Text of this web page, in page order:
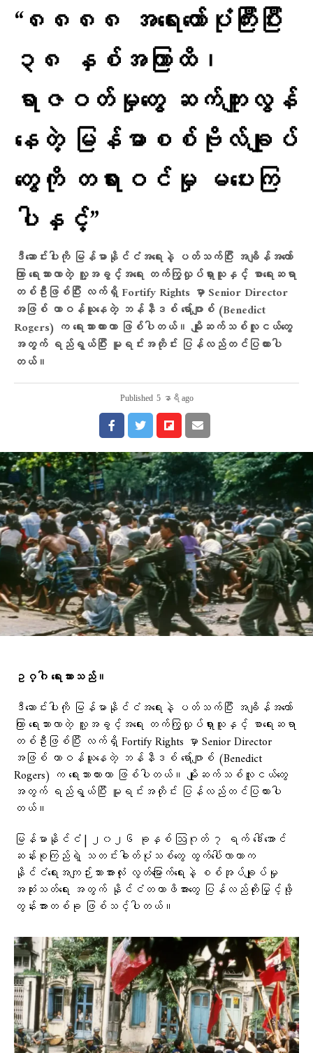
“၈၈၈၈ အရေးတော်ပုံကြီးပြီး
၃၈ နှစ်အကြာထိ၊
ရာဇဝတ်မှုတွေ ဆက်ကျူးလွန်
နေတဲ့ မြန်မာစစ်ဗိုလ်ချုပ်
တွေကို တရားဝင်မှု မပေးကြ
ပါနှင့်”
ဒီဆောင်းပါးကို မြန်မာနိုင်ငံအရေးနဲ့ ပတ်သက်ပြီး အချိန်အတော်
ကြာ ရေးသားလာတဲ့ လူ့အခွင့်အရေး တက်ကြွလှုပ်ရှားသူနှင့် စာရေးဆရာ
တစ်ဦးဖြစ်ပြီး လက်ရှိ Fortify Rights မှာ Senior Director
အဖြစ် တာဝန်ယူနေတဲ့ ဘန်နီဒစ် ရော်ဂျာစ် (Benedict
Rogers) က ရေးသားထားတာ ဖြစ်ပါတယ်။ မျိုးဆက်သစ်လူငယ်တွေ
အတွက် ရည်ရွယ်ပြီး မူရင်းအတိုင်း ပြန်လည်တင်ပြထားပါ
တယ်။
Published 5 နာရီ ago
ဥဂ္ဂါ ရေးသားသည်။
ဒီဆောင်းပါးကို မြန်မာနိုင်ငံအရေးနဲ့ ပတ်သက်ပြီး အချိန်အတော်
ကြာ ရေးသားလာတဲ့ လူ့အခွင့်အရေး တက်ကြွလှုပ်ရှားသူနှင့် စာရေးဆရာ
တစ်ဦးဖြစ်ပြီး လက်ရှိ Fortify Rights မှာ Senior Director
အဖြစ် တာဝန်ယူနေတဲ့ ဘန်နီဒစ် ရော်ဂျာစ် (Benedict
Rogers) က ရေးသားထားတာ ဖြစ်ပါတယ်။ မျိုးဆက်သစ်လူငယ်တွေ
အတွက် ရည်ရွယ်ပြီး မူရင်းအတိုင်း ပြန်လည်တင်ပြထားပါ
တယ်။
မြန်မာနိုင်ငံ | ၂၀၂၆ ခုနှစ် ဩဂုတ် ၇ ရက် ဒေါ်အောင်
ဆန်းစုကြည်ရဲ့ သတင်းဓါတ်ပုံသစ်တွေ ထွက်ပေါ်လာတာက
နိုင်ငံရေးအကျဉ်းသားအားလုံး လွတ်မြောက်ရေးနဲ့ စစ်အုပ်ချုပ်မှု
အဆုံးသတ်ရေး အတွက် နိုင်ငံတကာဖိအားတွေ ပြန်လည်တိုးမြှင့်ဖို့
တွန်းအားတစ်ခု ဖြစ်သင့်ပါတယ်။